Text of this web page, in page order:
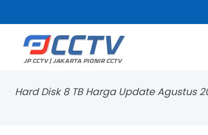
Hard Disk 8 TB Harga Update Agustus